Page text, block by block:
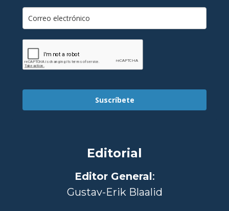
Suscríbete
Editorial
Editor General:
Gustav-Erik Blaalid